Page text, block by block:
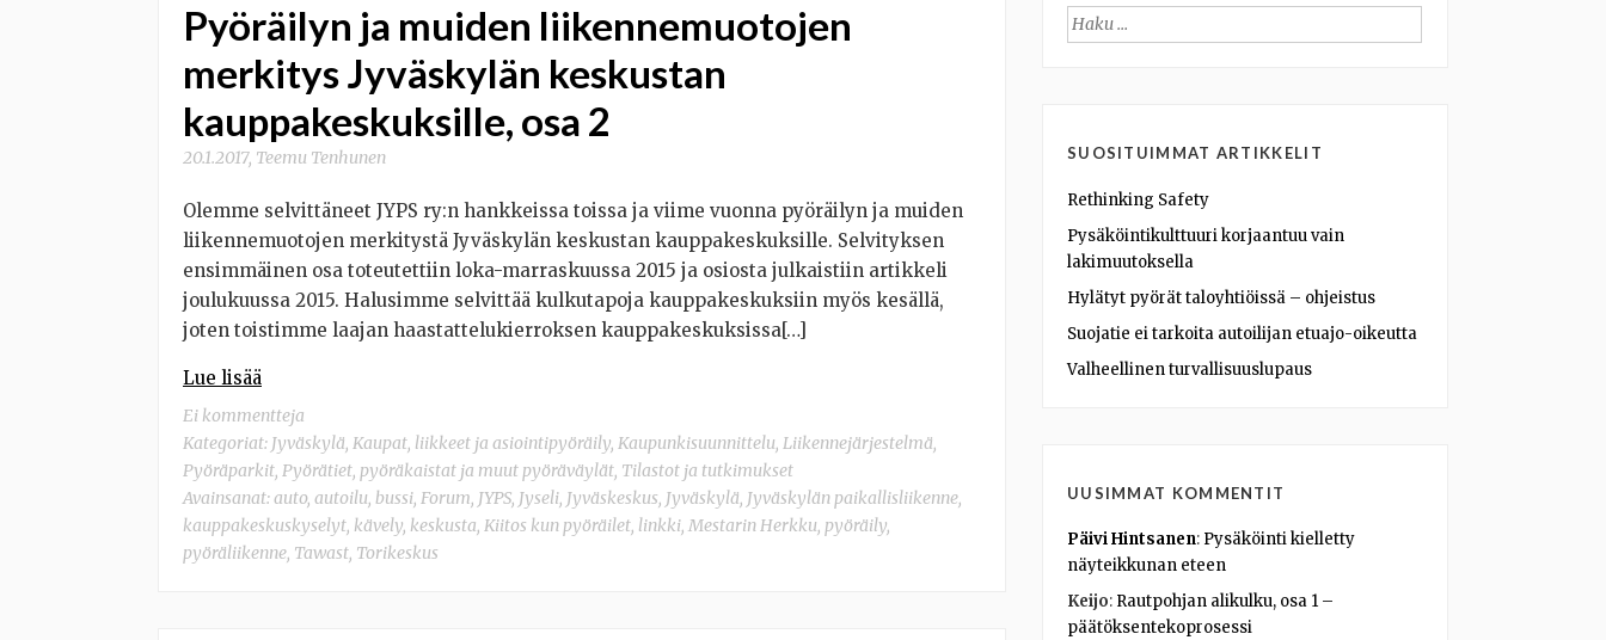
Pyöräilyn ja muiden liikennemuotojen
merkitys Jyväskylän keskustan
kauppakeskuksille, osa 2
20.1.2017, Teemu Tenhunen
Olemme selvittäneet JYPS ry:n hankkeissa toissa ja viime vuonna pyöräilyn ja muiden
liikennemuotojen merkitystä Jyväskylän keskustan kauppakeskuksille. Selvityksen
ensimmäinen osa toteutettiin loka-marraskuussa 2015 ja osiosta julkaistiin artikkeli
joulukuussa 2015. Halusimme selvittää kulkutapoja kauppakeskuksiin myös kesällä,
joten toistimme laajan haastattelukierroksen kauppakeskuksissa[…]
Lue lisää
Ei kommentteja
Kategoriat: Jyväskylä Kaupat, liikkeet ja asiointipyöräily Kaupunkisuunnittelu Liikennejärjestelmä
Pyöräparkit Pyörätiet, pyöräkaistat ja muut pyöräväylät Tilastot ja tutkimukset
Avainsanat:auto autoilu bussi Forum JYPS Jyseli Jyväskeskus Jyväskylä Jyväskylän paikallisliikenne
kauppakeskuskyselyt kävely keskusta Kiitos kun pyöräilet linkki Mestarin Herkku pyöräily
pyöräliikenne Tawast Torikeskus
Haku:
SUOSITUIMMAT ARTIKKELIT
Rethinking Safety
Pysäköintikulttuuri korjaantuu vain
lakimuutoksella
Hylätyt pyörät taloyhtiöissä – ohjeistus
Suojatie ei tarkoita autoilijan etuajo-oikeutta
Valheellinen turvallisuuslupaus
UUSIMMAT KOMMENTIT
Päivi Hintsanen: Pysäköinti kielletty
näyteikkunan eteen
Keijo: Rautpohjan alikulku, osa 1 –
päätöksentekoprosessi